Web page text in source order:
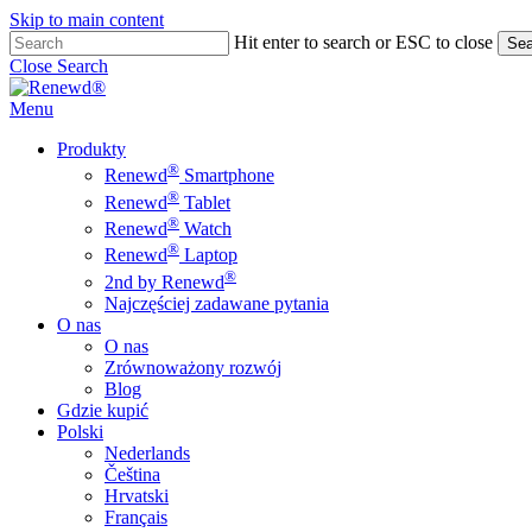
Skip to main content
Hit enter to search or ESC to close
Close Search
Menu
Produkty
Renewd® Smartphone
Renewd® Tablet
Renewd® Watch
Renewd® Laptop
2nd by Renewd®
Najczęściej zadawane pytania
O nas
O nas
Zrównoważony rozwój
Blog
Gdzie kupić
Polski
Nederlands
Čeština
Hrvatski
Français